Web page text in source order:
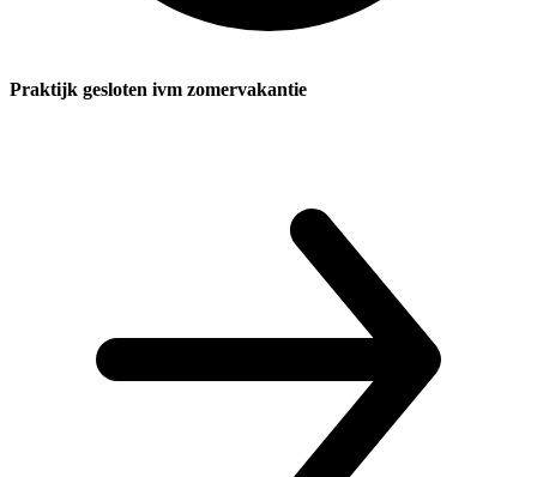
Praktijk gesloten ivm zomervakantie